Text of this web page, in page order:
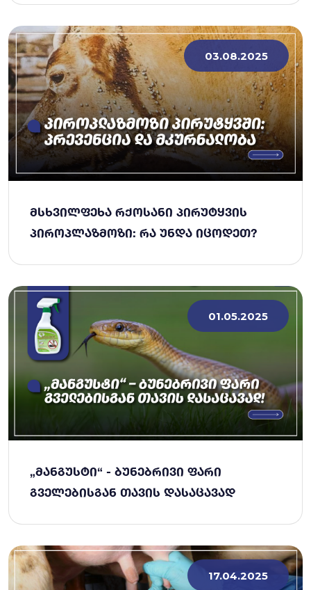
03.08.2025
ᲛᲡᲮᲕᲘᲚᲤᲔᲮᲐ ᲠᲥᲝᲡᲐᲜᲘ ᲞᲘᲠᲣᲢᲧᲕᲘᲡ
ᲞᲘᲠᲝᲞᲚᲐᲖᲛᲝᲖᲘ: ᲠᲐ ᲣᲜᲓᲐ ᲘᲪᲝᲓᲔᲗ?
01.05.2025
„ᲛᲐᲜᲒᲣᲡᲢᲘ“ - ᲑᲣᲜᲔᲑᲠᲘᲕᲘ ᲤᲐᲠᲘ
ᲒᲕᲔᲚᲔᲑᲘᲡᲒᲐᲜ ᲗᲐᲕᲘᲡ ᲓᲐᲡᲐᲪᲐᲕᲐᲓ
17.04.2025